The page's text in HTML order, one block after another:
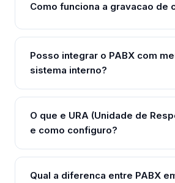
Como funciona a gravacao de
Posso integrar o PABX com
sistema interno?
O que e URA (Unidade de
e como configuro?
Qual a diferenca entre PABX